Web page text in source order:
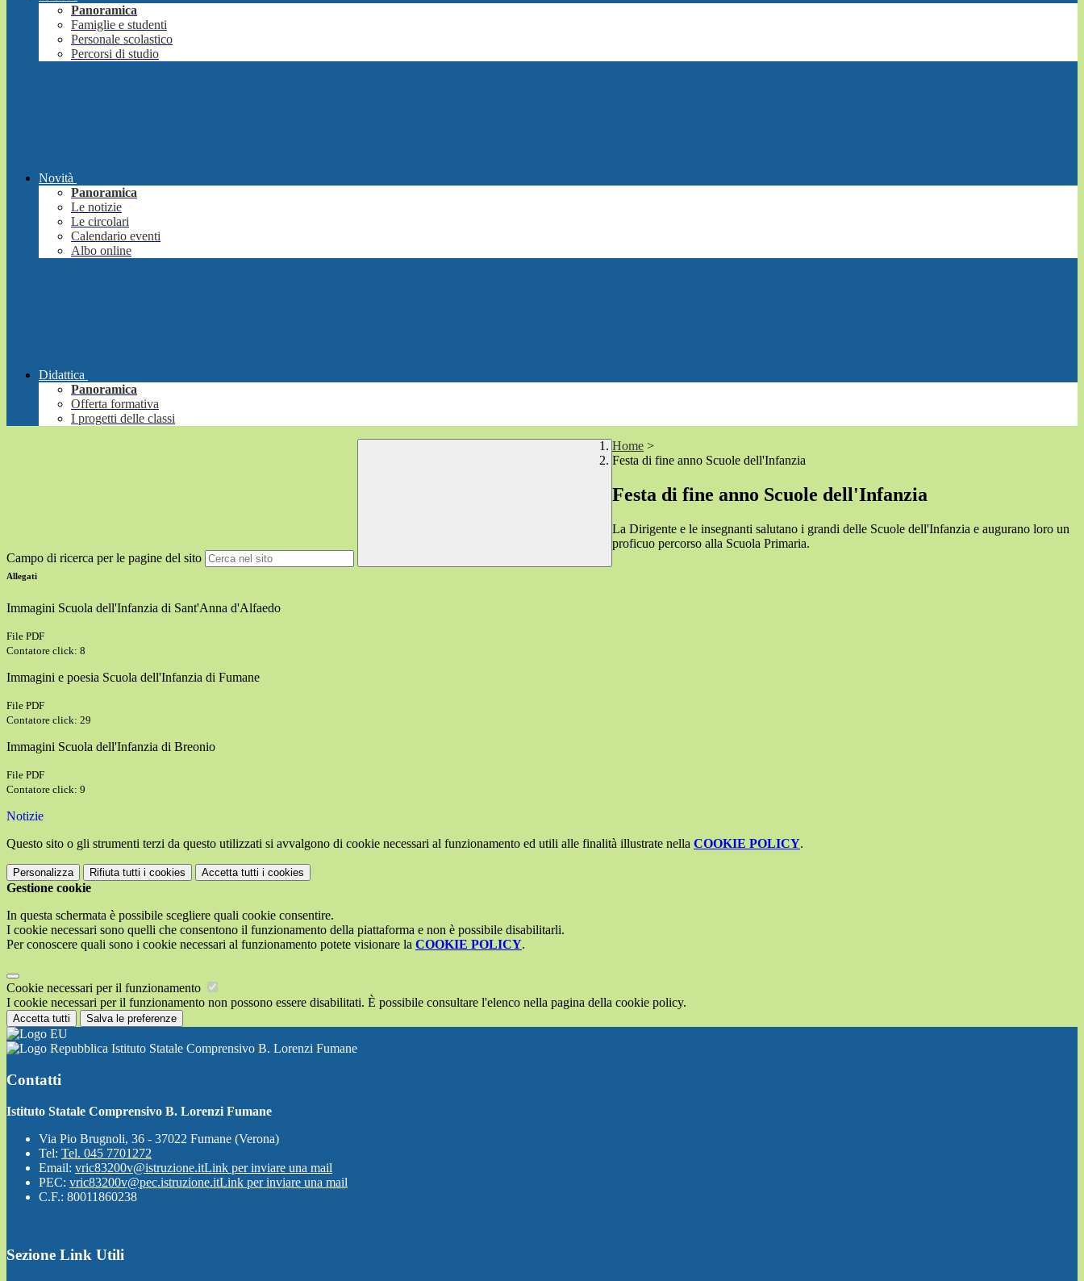
Panoramica
Famiglie e studenti
Personale scolastico
Percorsi di studio
Novità
Panoramica
Le notizie
Le circolari
Calendario eventi
Albo online
Didattica
Panoramica
Offerta formativa
I progetti delle classi
Campo di ricerca per le pagine del sito
Home >
Festa di fine anno Scuole dell'Infanzia
Festa di fine anno Scuole dell'Infanzia
La Dirigente e le insegnanti salutano i grandi delle Scuole dell'Infanzia e augurano loro un
proficuo percorso alla Scuola Primaria.
Allegati
Immagini Scuola dell'Infanzia di Sant'Anna d'Alfaedo
File PDF
Contatore click: 8
Immagini e poesia Scuola dell'Infanzia di Fumane
File PDF
Contatore click: 29
Immagini Scuola dell'Infanzia di Breonio
File PDF
Contatore click: 9
Notizie
Questo sito o gli strumenti terzi da questo utilizzati si avvalgono di cookie necessari al funzionamento ed utili alle finalità illustrate nella COOKIE POLICY.
Personalizza Rifiuta tutti i cookies Accetta tutti i cookies
Gestione cookie
In questa schermata è possibile scegliere quali cookie consentire.
I cookie necessari sono quelli che consentono il funzionamento della piattaforma e non è possibile disabilitarli.
Per conoscere quali sono i cookie necessari al funzionamento potete visionare la COOKIE POLICY.
Cookie necessari per il funzionamento
I cookie necessari per il funzionamento non possono essere disabilitati. È possibile consultare l'elenco nella pagina della cookie policy.
Accetta tutti Salva le preferenze
Istituto Statale Comprensivo B. Lorenzi Fumane
Contatti
Istituto Statale Comprensivo B. Lorenzi Fumane
Via Pio Brugnoli, 36 - 37022 Fumane (Verona)
Tel: Tel. 045 7701272
Email: vric83200v@istruzione.itLink per inviare una mail
PEC: vric83200v@pec.istruzione.itLink per inviare una mail
C.F.: 80011860238
Sezione Link Utili